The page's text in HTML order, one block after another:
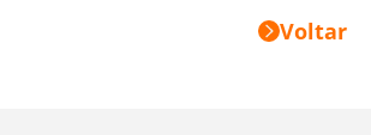
Voltar